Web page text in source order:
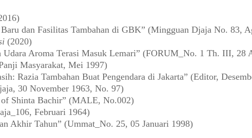
dan Fasilitas Tambahan di GBK” (Mingguan Djaja No. 83,
(2020)
Udara Aroma Terasi Masuk Lemari” (FORUM_No. 1 Th. III, 28
Masyarakat, Mei 1997)
Razia Tambahan Buat Pengendara di Jakarta” (Editor,
30 November 1963, No. 97)
Shinta Bachir” (MALE, No.002)
Februari 1964)
Akhir Tahun” (Ummat_No. 25, 05 Januari 1998)